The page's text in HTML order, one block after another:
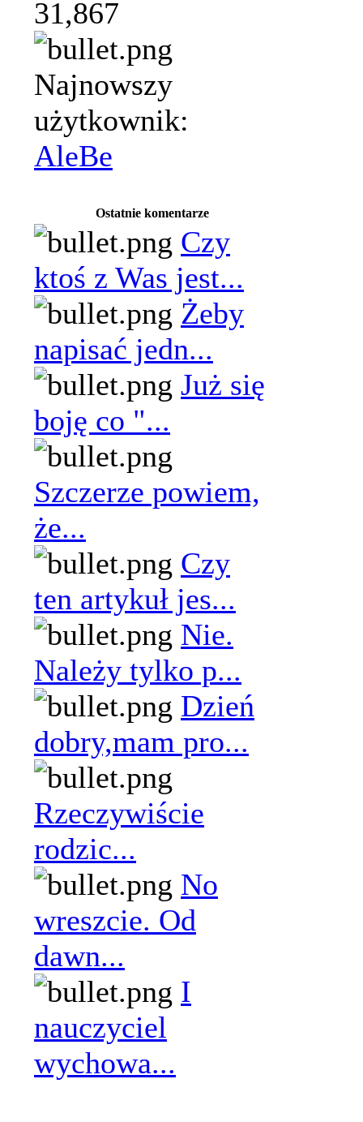
31,867
Najnowszy
użytkownik:
AleBe
Ostatnie komentarze
Czy
ktoś z Was jest...
Żeby
napisać jedn...
Już się
boję co "...
Szczerze powiem,
że...
Czy
ten artykuł jes...
Nie.
Należy tylko p...
Dzień
dobry,mam pro...
Rzeczywiście
rodzic...
No
wreszcie. Od
dawn...
I
nauczyciel
wychowa...